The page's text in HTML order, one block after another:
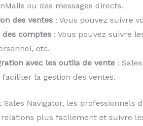
ou des messages directs.
des ventes: Vous pouvez suivre
des comptes: Vous pouvez suivre
etc.
avec les outils de vente: Sales
faciliter la gestion des ventes.
Sales Navigator, les
plus facilement et suivre